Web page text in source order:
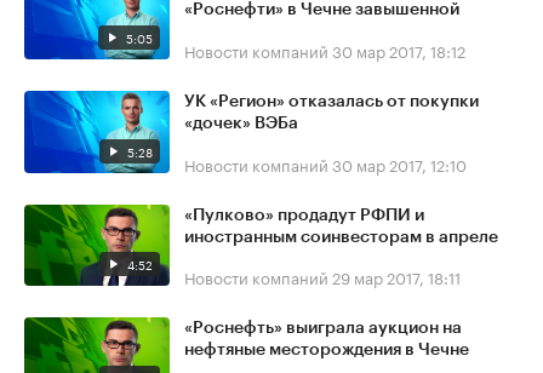
5:05
«Роснефти» в Чечне завышенной
Новости компаний 30 мар 2017, 18:12
5:28
УК «Регион» отказалась от покупки
«дочек» ВЭБа
Новости компаний 30 мар 2017, 12:10
4:52
«Пулково» продадут РФПИ и
иностранным соинвесторам в апреле
Новости компаний 29 мар 2017, 18:11
«Роснефть» выиграла аукцион на
нефтяные месторождения в Чечне